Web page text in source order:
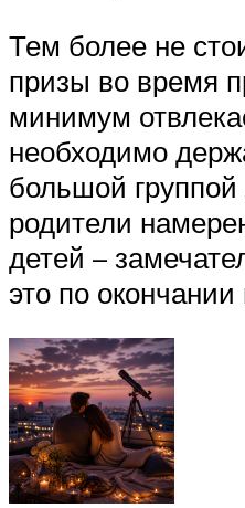
Тем более не
призы во время
минимум
необходимо
большой
родители
детей –
это по